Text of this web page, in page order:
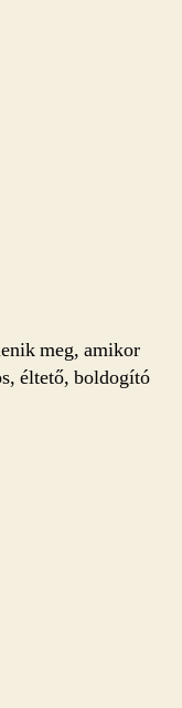
meg, amikor
éltető, boldogító